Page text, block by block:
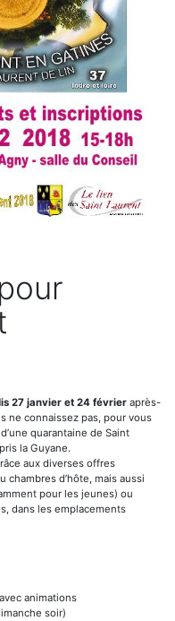
27 janvier et 24 février après-
ne connaissez pas, pour vous
quarantaine de Saint
la Guyane.
aux diverses offres
d’hôte, mais aussi
pour les jeunes) ou
dans les emplacements
animations
soir)